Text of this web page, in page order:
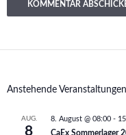
Anstehende Veranstaltungen
AUG.
8
8. August @ 08:00 -
CaEx Sommerlager